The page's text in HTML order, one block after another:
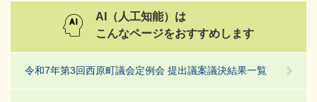
AI（人工知能）は
こんなページをおすすめします
令和7年第3回西原町議会定例会 提出議案議決結果一覧